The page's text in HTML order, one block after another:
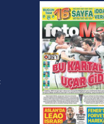
verilecek
Meksika Ligi
yeni teknik